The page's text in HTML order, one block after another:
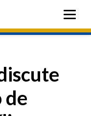
de